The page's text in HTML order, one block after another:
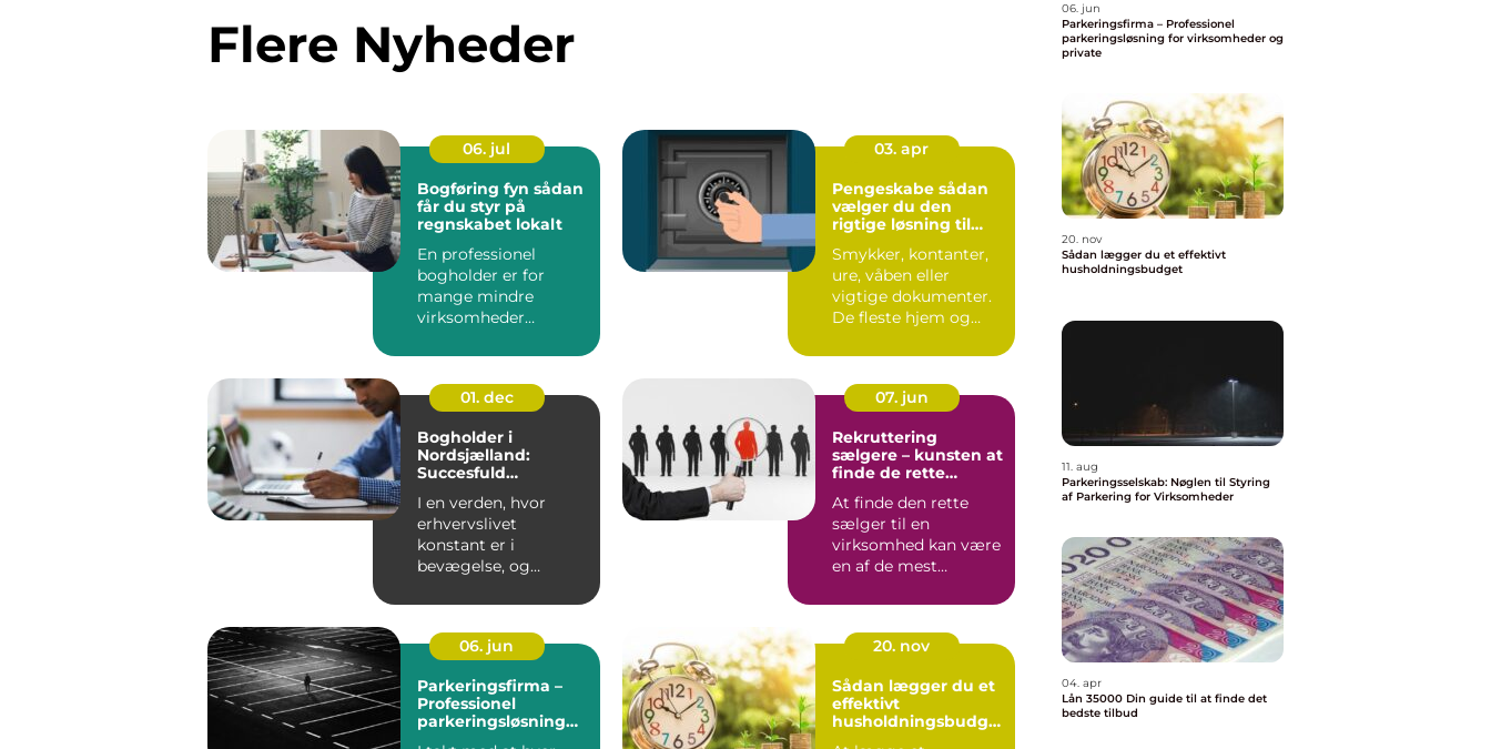
Flere Nyheder
06. jul
Bogføring fyn sådan
får du styr på
regnskabet lokalt
En professionel
bogholder er for
mange mindre
virksomheder
maven og konstant
beky...
03. apr
Pengeskabe sådan
vælger du den
rigtige løsning til
Smykker, kontanter,
ure, våben eller
vigtige dokumenter.
De fleste hjem og
værdier,...
01. dec
Bogholder i
Nordsjælland:
Succesfuld
I en verden, hvor
erhvervslivet
konstant er i
bevægelse, og
kan v&ae...
07. jun
Rekruttering
sælgere – kunsten at
finde de rette
At finde den rette
sælger til en
virksomhed kan være
en af de mest
06. jun
Parkeringsfirma –
Professionel
parkeringsløsning
20. nov
Sådan lægger du et
effektivt
husholdningsbudge
06. jun
Parkeringsfirma – Professionel
parkeringsløsning for virksomheder og
private
20. nov
Sådan lægger du et effektivt
husholdningsbudget
11. aug
Parkeringsselskab: Nøglen til Styring
af Parkering for Virksomheder
04. apr
Lån 35000 Din guide til at finde det
bedste tilbud